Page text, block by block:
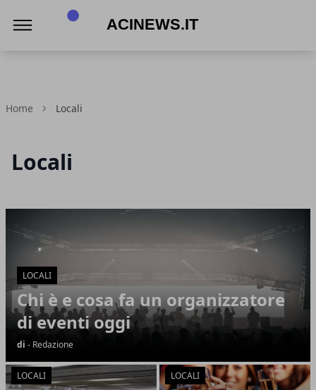
Home Locali
Locali
LOCALI
Chi è e cosa fa un organizzatore
di eventi oggi
di - Redazione
LOCALI LOCALI